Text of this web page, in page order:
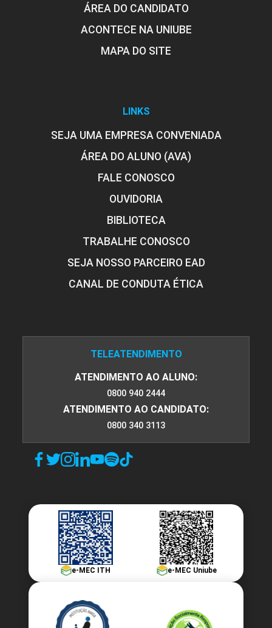
FORMULAÇÃO E BALANCEAMENTO DE
DIETAS E MISTURAS
75
45
GENÉTICA ANIMAL
GESTÃO DE EMPRESAS RURAIS
ÁREA DO CANDIDATO
ACONTECE NA UNIUBE
MAPA DO SITE
LINKS
SEJA UMA EMPRESA CONVENIADA
ÁREA DO ALUNO (AVA)
FALE CONOSCO
OUVIDORIA
BIBLIOTECA
TRABALHE CONOSCO
SEJA NOSSO PARCEIRO EAD
CANAL DE CONDUTA ÉTICA
TELEATENDIMENTO
ATENDIMENTO AO ALUNO:
0800 940 2444
ATENDIMENTO AO CANDIDATO:
0800 340 3113
e-MEC ITH e-MEC Uniube